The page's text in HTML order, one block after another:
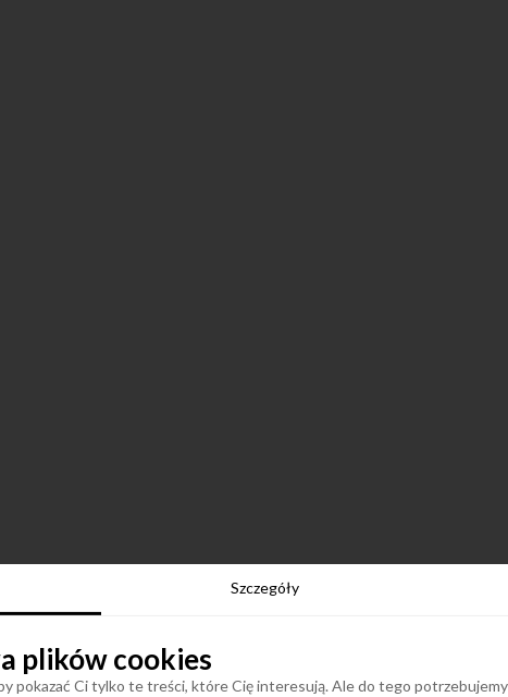
Szczegóły
plików cookies
pokazać Ci tylko te treści, które Cię interesują. Ale do tego